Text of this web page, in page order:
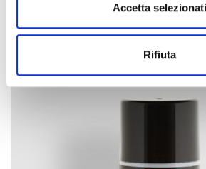
Accetta selezionati
Rifiuta